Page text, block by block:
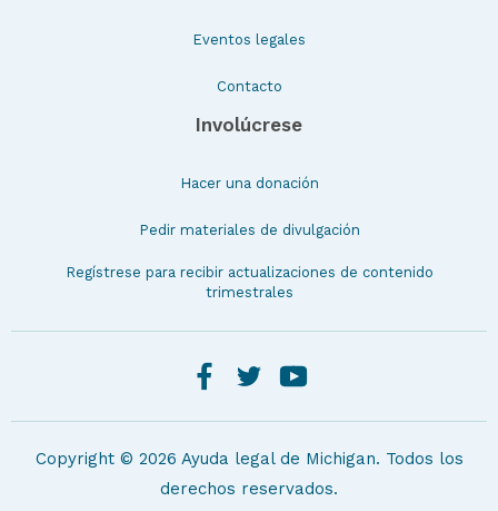
Eventos legales
Contacto
Involúcrese
Hacer una donación
Pedir materiales de divulgación
Regístrese para recibir actualizaciones de contenido
trimestrales
Copyright © 2026 Ayuda legal de Michigan. Todos los
derechos reservados.